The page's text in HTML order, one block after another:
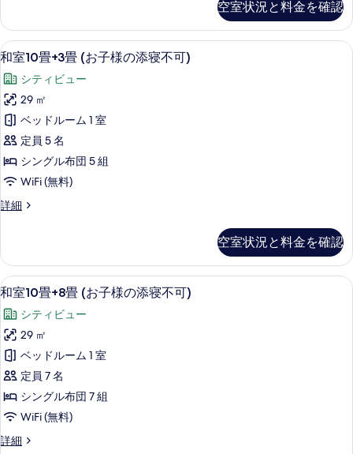
表
示
す
る
す
べ
て
の
写
真
を
表
示
す
可)
の
詳
細
い
寝
不
可)
の
す
べ
て
の
を
表
示
す
る
+6
畳
(お
様
の
添
い
寝
不
可)
の
詳
細
空室状況と料金を確認
和
室
10
畳
+3
畳
(お
子
様
寝
不
可)
の
す
べ
て
の
写
高級寝具、羽毛の掛け布団、セーフ
3
和室10畳+3畳 (お子様の添寝不可)
シティビュー
29 ㎡
ベッドルーム 1 室
定員 5 名
シングル布団 5 組
WiFi (無料)
詳細
和
+3
畳
(お
様
の
添
寝
不
可)
の
詳
細
空室状況と料金を確認
和
室
10
畳
+8
畳
(お
子
様
高級寝具、羽毛の掛け布団、セーフ
3
和室10畳+8畳 (お子様の添寝不可)
シティビュー
29 ㎡
ベッドルーム 1 室
定員 7 名
シングル布団 7 組
WiFi (無料)
詳細
和